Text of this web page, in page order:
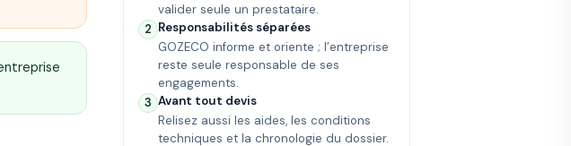
valider seule un prestataire.
2 Responsabilités séparées
GOZECO informe et oriente ; l’entreprise
reste seule responsable de ses
engagements.
3 Avant tout devis
Relisez aussi les aides, les conditions
techniques et la chronologie du dossier.